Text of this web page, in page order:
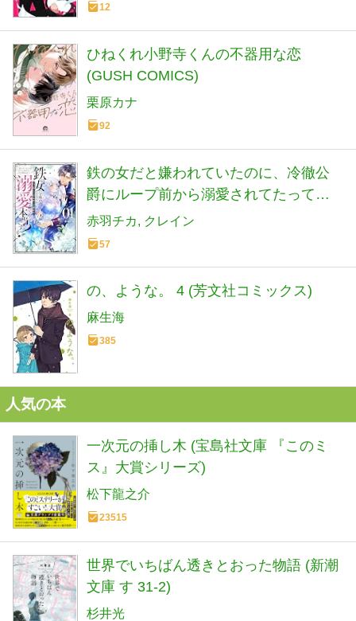
12
ひねくれ小野寺くんの不器用な恋
(GUSH COMICS)
栗原カナ
92
鉄の女だと嫌われていたのに、冷徹公
爵にループ前から溺愛されてたって本
当ですか？ １ (ベリーズファンタジー
コミックス)
赤羽チカ クレイン
57
の、ような。 4 (芳文社コミックス)
麻生海
385
人気の本
一次元の挿し木 (宝島社文庫 『このミ
ス』大賞シリーズ)
松下龍之介
23515
世界でいちばん透きとおった物語 (新潮
文庫 す 31-2)
杉井光